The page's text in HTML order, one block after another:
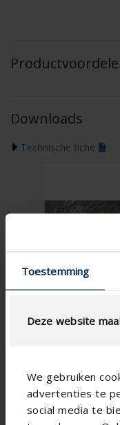
Toestemming
Deze website
We gebruiken
advertenties te
social media te
Downloads
Technische fiche